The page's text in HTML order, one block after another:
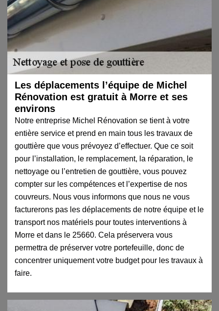
Les déplacements l’équipe de Michel
Rénovation est gratuit à Morre et ses
environs
Notre entreprise Michel Rénovation se tient à votre
entière service et prend en main tous les travaux de
gouttière que vous prévoyez d’effectuer. Que ce soit
pour l’installation, le remplacement, la réparation, le
nettoyage ou l’entretien de gouttière, vous pouvez
compter sur les compétences et l’expertise de nos
couvreurs. Nous vous informons que nous ne vous
facturerons pas les déplacements de notre équipe et le
transport nos matériels pour toutes interventions à
Morre et dans le 25660. Cela préservera vous
permettra de préserver votre portefeuille, donc de
concentrer uniquement votre budget pour les travaux à
faire.